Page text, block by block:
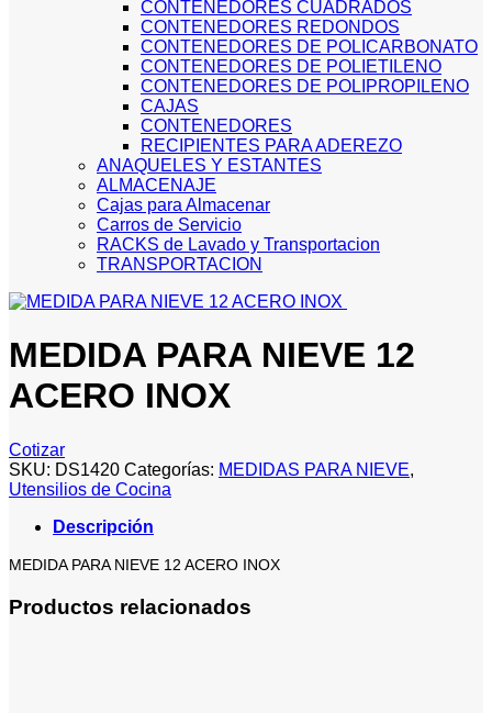
CONTENEDORES CUADRADOS
CONTENEDORES REDONDOS
CONTENEDORES DE POLICARBONATO
CONTENEDORES DE POLIETILENO
CONTENEDORES DE POLIPROPILENO
CAJAS
CONTENEDORES
RECIPIENTES PARA ADEREZO
ANAQUELES Y ESTANTES
ALMACENAJE
Cajas para Almacenar
Carros de Servicio
RACKS de Lavado y Transportacion
TRANSPORTACION
MEDIDA PARA NIEVE 12
ACERO INOX
Cotizar
SKU: DS1420 Categorías: MEDIDAS PARA NIEVE,
Utensilios de Cocina
Descripción
MEDIDA PARA NIEVE 12 ACERO INOX
Productos relacionados